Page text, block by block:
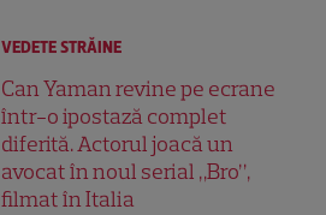
VEDETE STRĂINE
Can Yaman revine pe ecrane
într-o ipostază complet
diferită. Actorul joacă un
avocat în noul serial „Bro”,
filmat în Italia